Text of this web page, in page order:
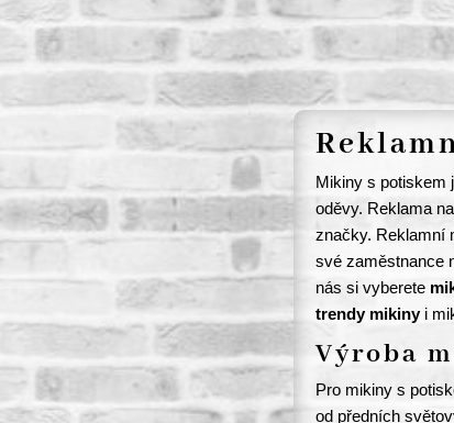
Mikiny s potiskem
oděvy. Reklama
značky. Reklamní
své zaměstnance
nás si vyberete
trendy mikinyi
Výroba
Pro mikiny s
od předních